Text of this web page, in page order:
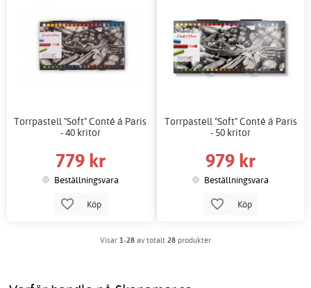
Torrpastell "Soft" Conté á Paris
- 40 kritor
779 kr
Beställningsvara
Köp
Torrpastell "Soft" Conté á Paris
- 50 kritor
979 kr
Beställningsvara
Köp
Visar 1-28 av totalt 28 produkter